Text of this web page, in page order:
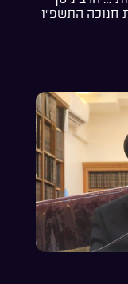
חנוכה התשפ”ו